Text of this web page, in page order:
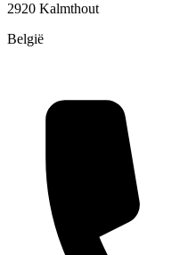
2920 Kalmthout
België